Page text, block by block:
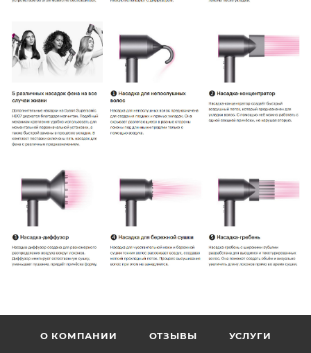
О КОМПАНИИ ОТЗЫВЫ УСЛУГИ